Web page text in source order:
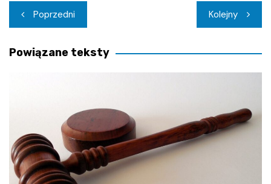
Nawigacja
wpisu
Poprzedni Kolejny
Powiązane teksty